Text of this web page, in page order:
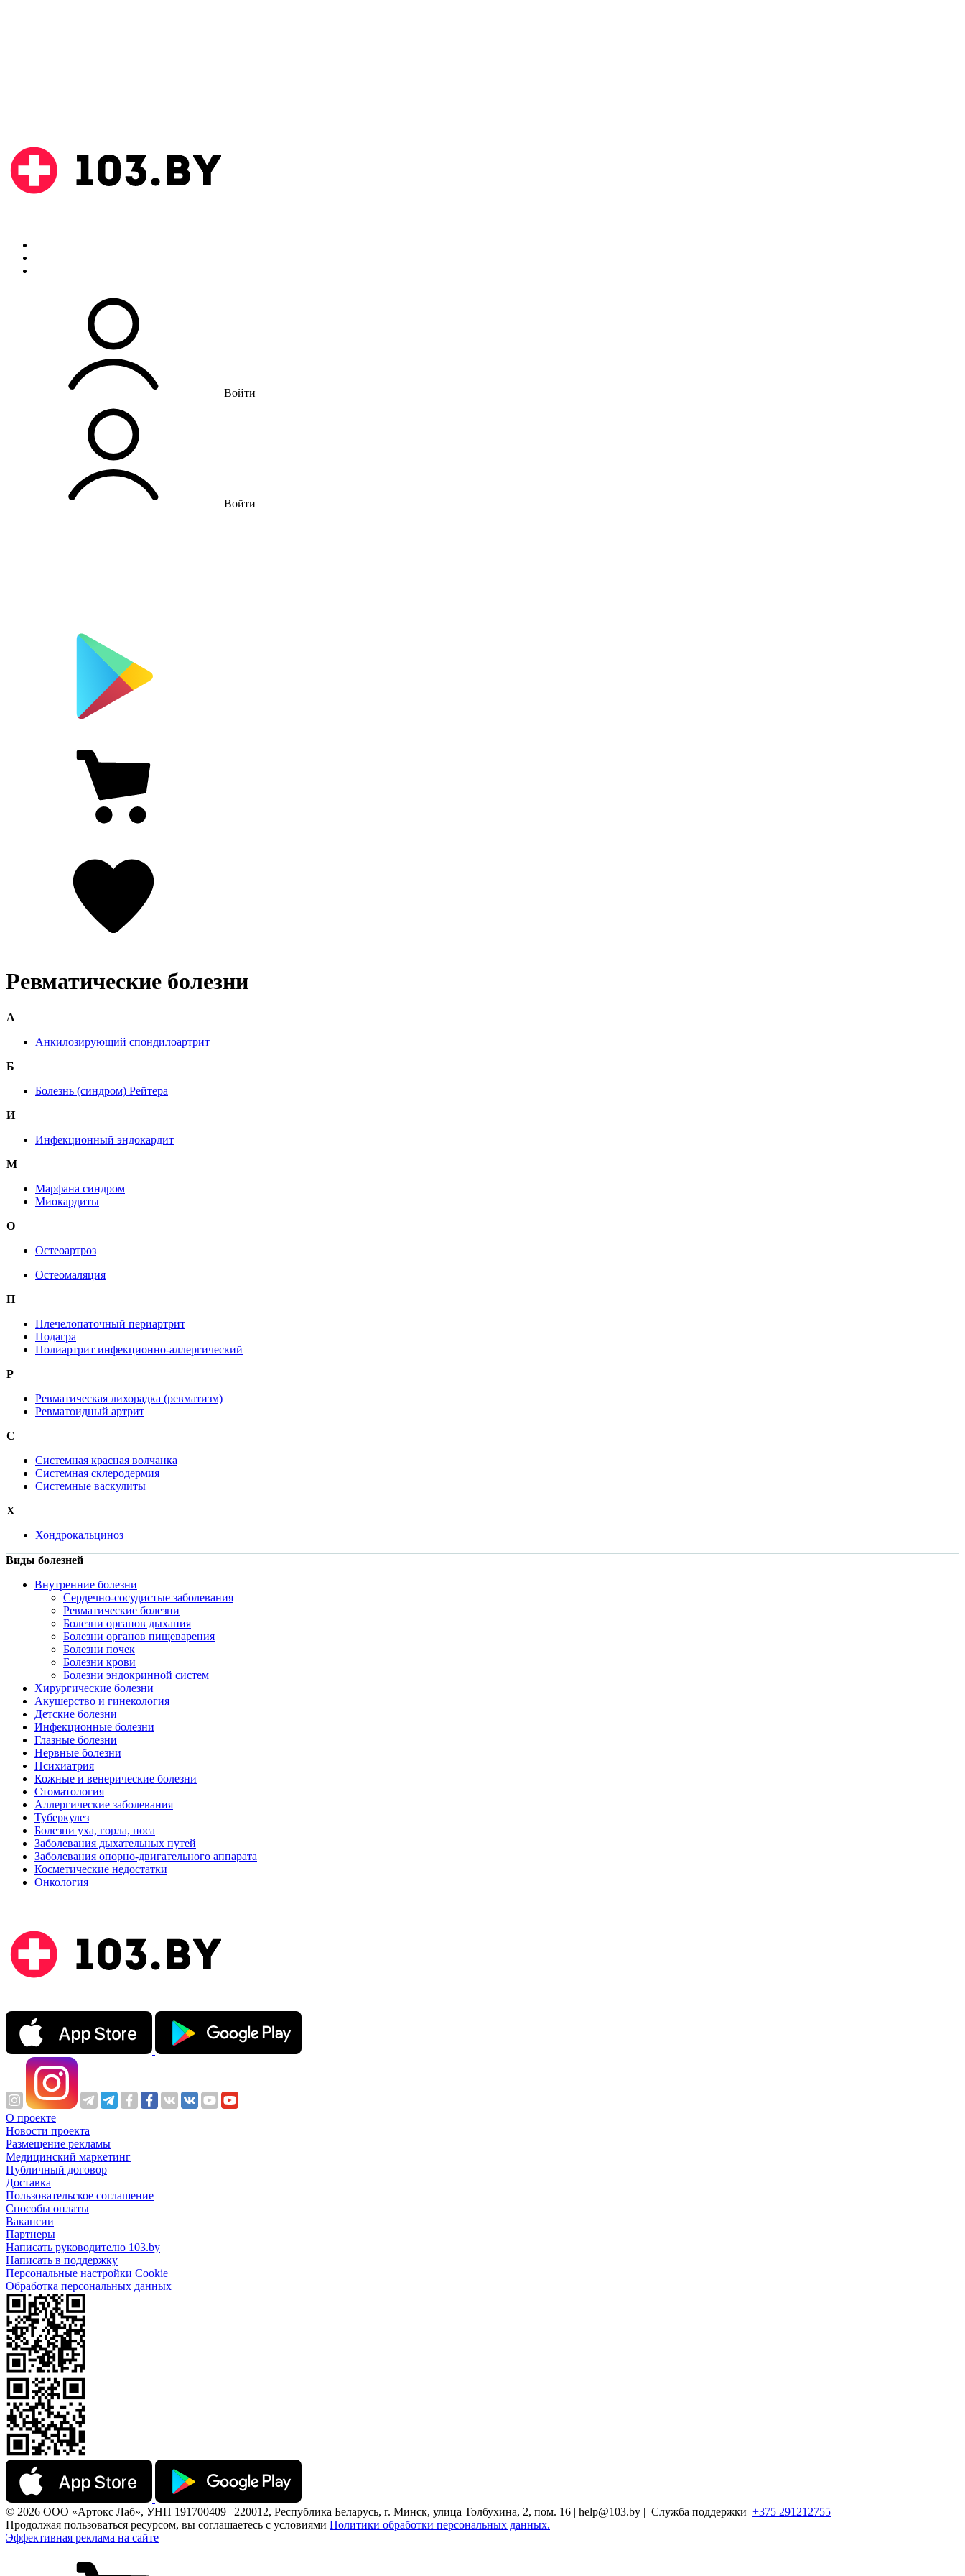
Войти
Войти
Ревматические болезни
А
Анкилозирующий спондилоартрит
Б
Болезнь (синдром) Рейтера
И
Инфекционный эндокардит
М
Марфана синдром
Миокардиты
О
Остеоартроз
Остеомаляция
П
Плечелопаточный периартрит
Подагра
Полиартрит инфекционно-аллергический
Р
Ревматическая лихорадка (ревматизм)
Ревматоидный артрит
С
Системная красная волчанка
Системная склеродермия
Системные васкулиты
Х
Хондрокальциноз
Виды болезней
Внутренние болезни
Сердечно-сосудистые заболевания
Ревматические болезни
Болезни органов дыхания
Болезни органов пищеварения
Болезни почек
Болезни крови
Болезни эндокринной систем
Хирургические болезни
Акушерство и гинекология
Детские болезни
Инфекционные болезни
Глазные болезни
Нервные болезни
Психиатрия
Кожные и венерические болезни
Стоматология
Аллергические заболевания
Туберкулез
Болезни уха, горла, носа
Заболевания дыхательных путей
Заболевания опорно-двигательного аппарата
Косметические недостатки
Онкология
О проекте
Новости проекта
Размещение рекламы
Медицинский маркетинг
Публичный договор
Доставка
Пользовательское соглашение
Способы оплаты
Вакансии
Партнеры
Написать руководителю 103.by
Написать в поддержку
Персональные настройки Cookie
Обработка персональных данных
© 2026 ООО «Артокс Лаб», УНП 191700409 | 220012, Республика Беларусь, г. Минск, улица Толбухина, 2, пом. 16 | help@103.by | Служба поддержки +375 291212755
Продолжая пользоваться ресурсом, вы соглашаетесь с условиями Политики обработки персональных данных.
Эффективная реклама на сайте